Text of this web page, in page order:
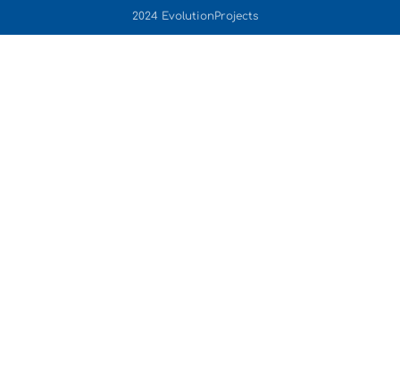
2024 EvolutionProjects